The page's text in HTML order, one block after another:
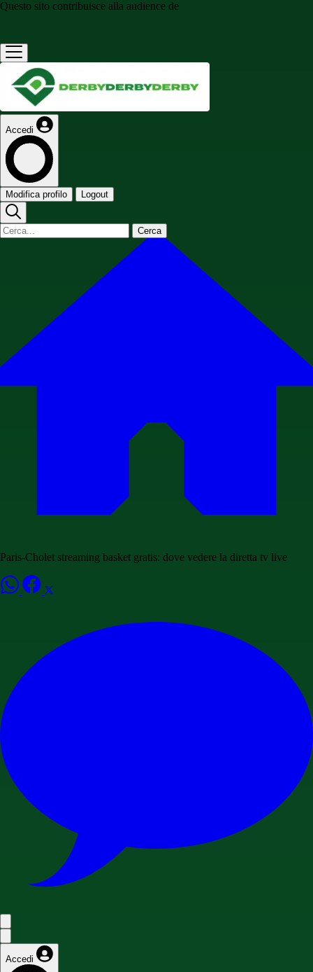
Questo sito contribuisce alla audience de
Accedi
Modifica profilo Logout
Cerca
Paris-Cholet streaming basket gratis: dove vedere la diretta tv live
Accedi